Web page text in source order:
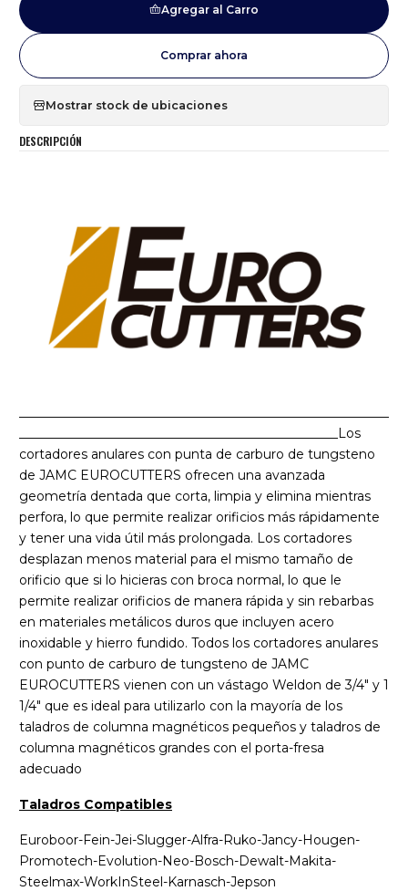
Agregar al Carro
Comprar ahora
Mostrar stock de ubicaciones
DESCRIPCIÓN
Los
cortadores anulares con punta de carburo de tungsteno
de JAMC EUROCUTTERS ofrecen una avanzada
geometría dentada que corta, limpia y elimina mientras
perfora, lo que permite realizar orificios más rápidamente
y tener una vida útil más prolongada. Los cortadores
desplazan menos material para el mismo tamaño de
orificio que si lo hicieras con broca normal, lo que le
permite realizar orificios de manera rápida y sin rebarbas
en materiales metálicos duros que incluyen acero
inoxidable y hierro fundido. Todos los cortadores anulares
con punto de carburo de tungsteno de JAMC
EUROCUTTERS vienen con un vástago Weldon de 3/4" y 1
1/4" que es ideal para utilizarlo con la mayoría de los
taladros de columna magnéticos pequeños y taladros de
columna magnéticos grandes con el porta-fresa
adecuado
Taladros Compatibles
Euroboor-Fein-Jei-Slugger-Alfra-Ruko-Jancy-Hougen-
Promotech-Evolution-Neo-Bosch-Dewalt-Makita-
Steelmax-WorkInSteel-Karnasch-Jepson